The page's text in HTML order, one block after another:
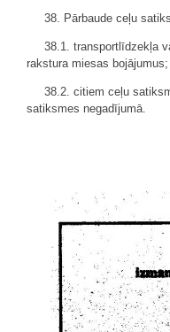
38. Pārbaude ceļu
38.1. transportlīdzekļa
rakstura miesas bojājumus;
38.2. citiem ceļu
satiksmes negadījumā.